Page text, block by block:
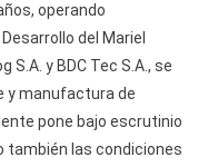
operando
del Mariel
S.A. y BDC Tec S.A., se
y manufactura de
pone bajo escrutinio
también las condiciones